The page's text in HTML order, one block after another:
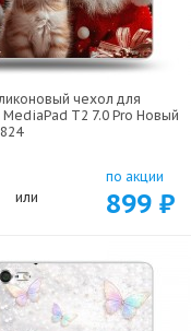
чехол для
T2 7.0 Pro Новый
или
по акции
899 ₽